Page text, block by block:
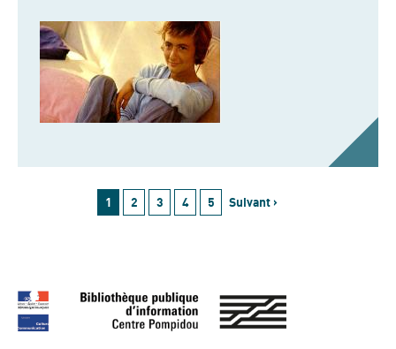
1 2 3 4 5 Suivant ›